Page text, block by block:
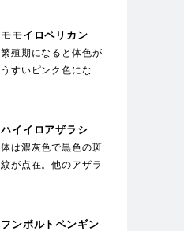
ゲ。キバは上顎の犬…
モモイロペリカン
繁殖期になると体色が
うすいピンク色にな
ハイイロアザラシ
体は濃灰色で黒色の斑
紋が点在。他のアザラ
フンボルトペンギン